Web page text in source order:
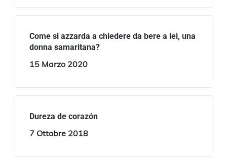
Come si azzarda a chiedere da bere a lei, una
donna samaritana?
15 Marzo 2020
Dureza de corazón
7 Ottobre 2018